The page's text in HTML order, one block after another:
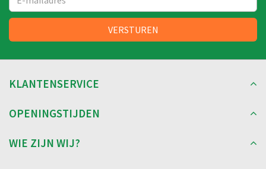
KLANTENSERVICE
OPENINGSTIJDEN
WIE ZIJN WIJ?